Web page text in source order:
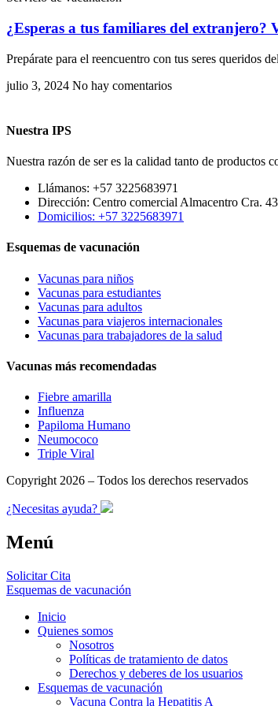
¿Esperas a tus familiares del extranjero?
Prepárate para el reencuentro con tus seres queridos
julio 3, 2024 No hay comentarios
Nuestra IPS
Nuestra razón de ser es la calidad tanto de productos
Llámanos: +57 3225683971
Dirección: Centro comercial Almacentro Cra.
Domicilios: +57 3225683971
Esquemas de vacunación
Vacunas para niños
Vacunas para estudiantes
Vacunas para adultos
Vacunas para viajeros internacionales
Vacunas para trabajadores de la salud
Vacunas más recomendadas
Fiebre amarilla
Influenza
Papiloma Humano
Neumococo
Triple Viral
Copyright 2026 – Todos los derechos reservados
¿Necesitas ayuda?
Menú
Solicitar Cita
Esquemas de vacunación
Inicio
Quienes somos
Nosotros
Políticas de tratamiento de datos
Derechos y deberes de los usuarios
Esquemas de vacunación
Vacuna Contra la Hepatitis A